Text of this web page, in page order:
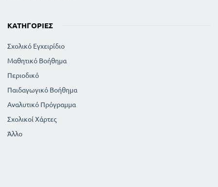
ΚΑΤΗΓΟΡΊΕΣ
Σχολικό Εγχειρίδιο
Μαθητικό Βοήθημα
Περιοδικό
Παιδαγωγικό Βοήθημα
Αναλυτικό Πρόγραμμα
Σχολικοί Χάρτες
Άλλο